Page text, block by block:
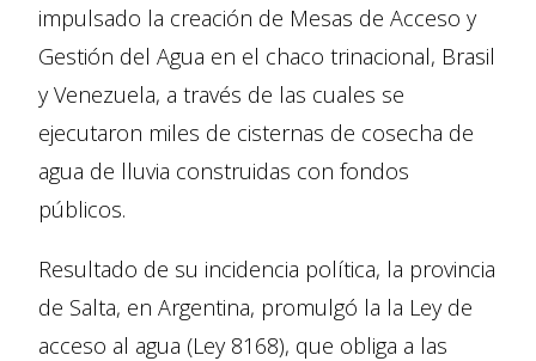
impulsado la creación de Mesas de Acceso y
Gestión del Agua en el chaco trinacional, Brasil
y Venezuela, a través de las cuales se
ejecutaron miles de cisternas de cosecha de
agua de lluvia construidas con fondos
públicos.
Resultado de su incidencia política, la provincia
de Salta, en Argentina, promulgó la la Ley de
acceso al agua (Ley 8168), que obliga a las